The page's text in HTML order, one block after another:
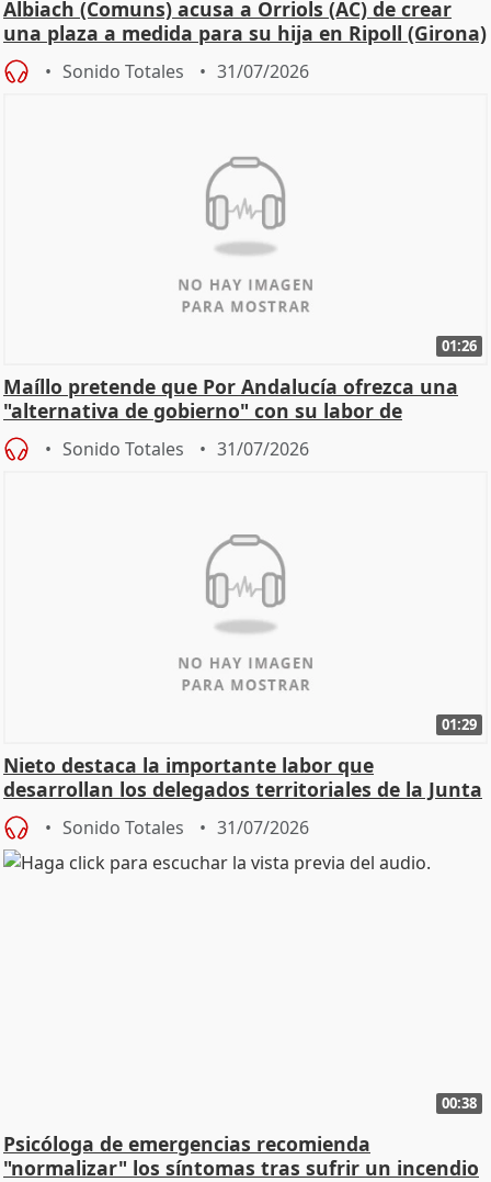
Albiach (Comuns) acusa a Orriols (AC) de crear
una plaza a medida para su hija en Ripoll (Girona)
Sonido Totales 31/07/2026
01:26
Maíllo pretende que Por Andalucía ofrezca una
"alternativa de gobierno" con su labor de
oposición
Sonido Totales 31/07/2026
01:29
Nieto destaca la importante labor que
desarrollan los delegados territoriales de la Junta
Sonido Totales 31/07/2026
00:38
Psicóloga de emergencias recomienda
"normalizar" los síntomas tras sufrir un incendio